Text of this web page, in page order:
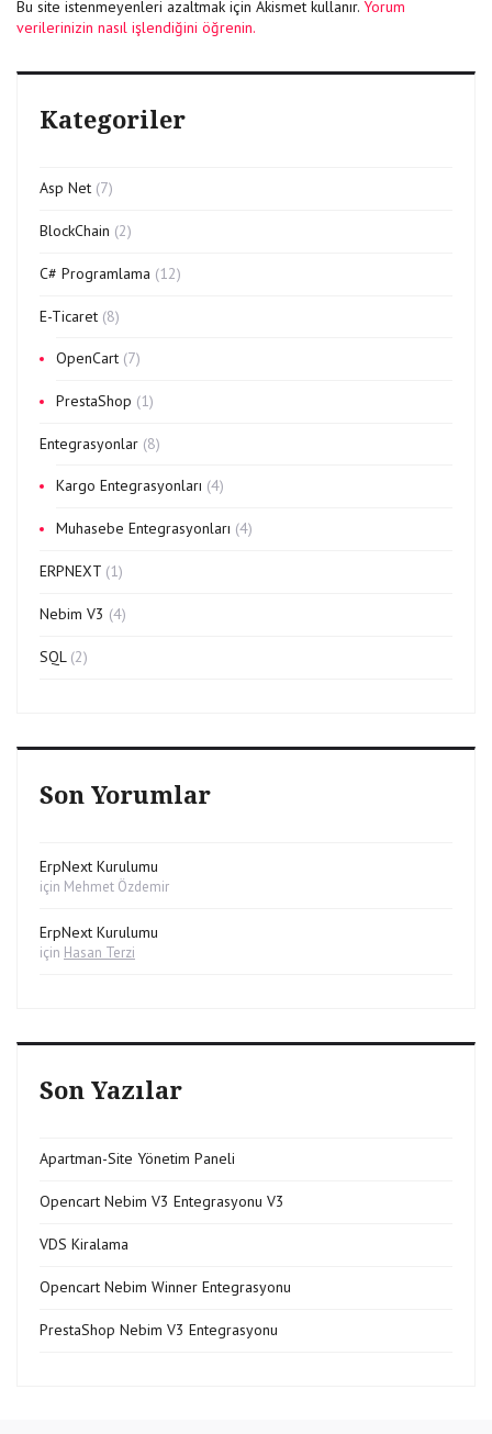
Bu site istenmeyenleri azaltmak için Akismet kullanır. Yorum
verilerinizin nasıl işlendiğini öğrenin.
Kategoriler
Asp Net (7)
BlockChain (2)
C# Programlama (12)
E-Ticaret (8)
OpenCart (7)
PrestaShop (1)
Entegrasyonlar (8)
Kargo Entegrasyonları (4)
Muhasebe Entegrasyonları (4)
ERPNEXT (1)
Nebim V3 (4)
SQL(2)
Son Yorumlar
ErpNext Kurulumu
için Mehmet Özdemir
ErpNext Kurulumu
için Hasan Terzi
Son Yazılar
Apartman-Site Yönetim Paneli
Opencart Nebim V3 Entegrasyonu V3
VDS Kiralama
Opencart Nebim Winner Entegrasyonu
PrestaShop Nebim V3 Entegrasyonu